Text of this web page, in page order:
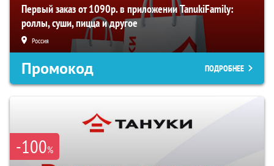
Первый заказ от 1090р. в приложении TanukiFamily:
роллы, суши, пицца и другое
Россия
Промокод ПОДРОБНЕЕ
-100%